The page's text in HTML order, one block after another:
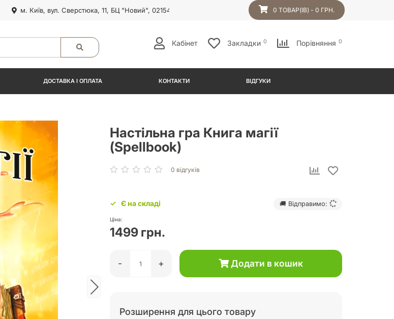
м. Київ, вул. Сверстюка, 11, БЦ "Новий", 02154 0 ТОВАР(ІВ) - 0 ГРН.
Кабінет Закладки 0 Порівняння 0
ДОСТАВКА І ОПЛАТА КОНТАКТИ ВІДГУКИ
Настільна гра Книга магії
(Spellbook)
0 відгуків
Є на складі 🚚 Відправимо:
Ціна:
1499 грн.
- + Додати в кошик
Розширення для цього товару